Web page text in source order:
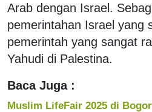
Arab dengan Israel.
pemerintahan Israel yang
pemerintah yang sangat
Yahudi di Palestina.
Baca Juga :
Muslim LifeFair 2025 di